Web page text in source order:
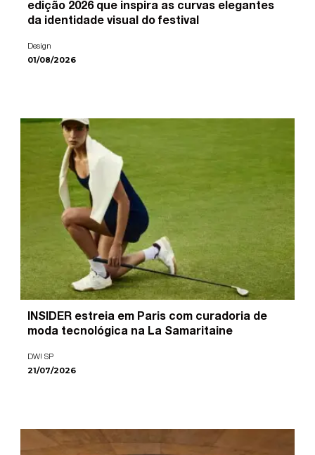
edição 2026 que inspira as curvas elegantes
da identidade visual do festival
Design
01/08/2026
INSIDER estreia em Paris com curadoria de
moda tecnológica na La Samaritaine
DW! SP
21/07/2026